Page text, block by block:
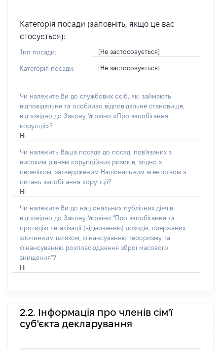
Категорія посади (заповніть, якщо це вас
стосується):
Тип посади: [Не застосовується]
Категорія посади: [Не застосовується]
Чи належите Ви до службових осіб, які займають
відповідальне та особливо відповідальне становище,
відповідно до Закону України «Про запобігання
корупції»?
Ні
Чи належить Ваша посада до посад, пов'язаних з
високим рівнем корупційних ризиків, згідно з
переліком, затвердженим Національним агентством з
питань запобігання корупції?
Ні
Чи належите Ви до національних публічних діячів
відповідно до Закону України "Про запобігання та
протидію легалізації (відмиванню) доходів, одержаних
злочинним шляхом, фінансуванню тероризму та
фінансуванню розповсюдження зброї масового
знищення"?
Ні
2.2. Інформація про членів сім'ї
суб'єкта декларування